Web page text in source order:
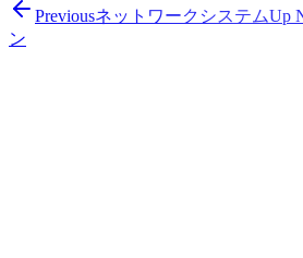
PreviousネットワークシステムUp
ン